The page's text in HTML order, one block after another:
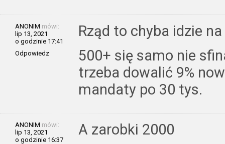
ANONIM mówi:
lip 13, 2021
o godzinie 17:41
Odpowiedz
Rząd to chyba idzie
500+ się samo nie
trzeba dowalić 9%
mandaty po 30 tys.
ANONIM mówi:
lip 13, 2021
o godzinie 16:37
A zarobki 2000